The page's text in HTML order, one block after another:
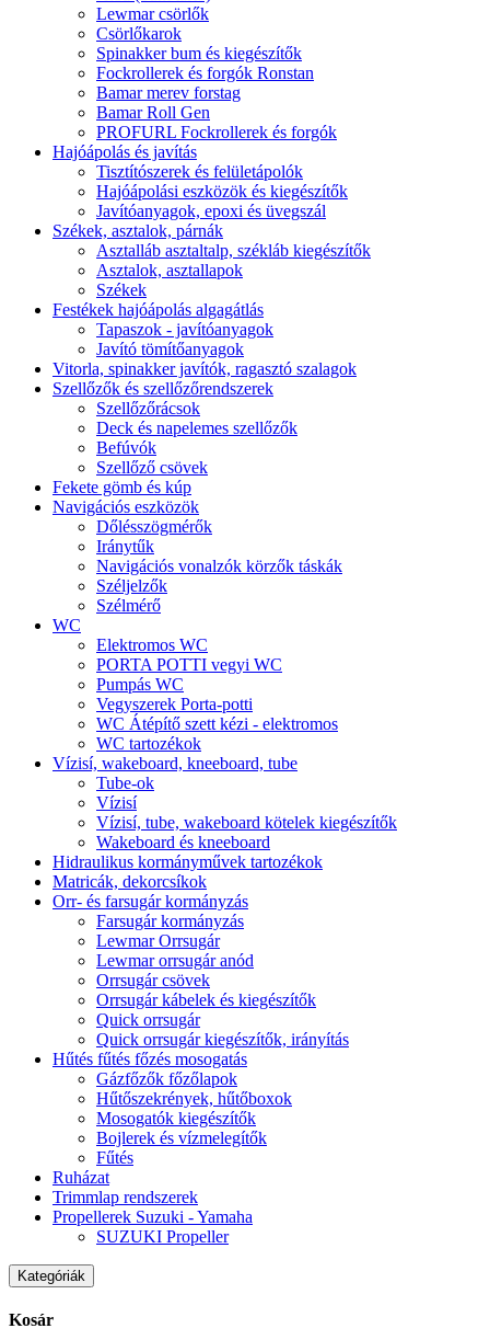
Lewmar csörlők
Csörlőkarok
Spinakker bum és kiegészítők
Fockrollerek és forgók Ronstan
Bamar merev forstag
Bamar Roll Gen
PROFURL Fockrollerek és forgók
Hajóápolás és javítás
Tisztítószerek és felületápolók
Hajóápolási eszközök és kiegészítők
Javítóanyagok, epoxi és üvegszál
Székek, asztalok, párnák
Asztalláb asztaltalp, székláb kiegészítők
Asztalok, asztallapok
Székek
Festékek hajóápolás algagátlás
Tapaszok - javítóanyagok
Javító tömítőanyagok
Vitorla, spinakker javítók, ragasztó szalagok
Szellőzők és szellőzőrendszerek
Szellőzőrácsok
Deck és napelemes szellőzők
Befúvók
Szellőző csövek
Fekete gömb és kúp
Navigációs eszközök
Dőlésszögmérők
Iránytűk
Navigációs vonalzók körzők táskák
Széljelzők
Szélmérő
WC
Elektromos WC
PORTA POTTI vegyi WC
Pumpás WC
Vegyszerek Porta-potti
WC Átépítő szett kézi - elektromos
WC tartozékok
Vízisí, wakeboard, kneeboard, tube
Tube-ok
Vízisí
Vízisí, tube, wakeboard kötelek kiegészítők
Wakeboard és kneeboard
Hidraulikus kormányművek tartozékok
Matricák, dekorcsíkok
Orr- és farsugár kormányzás
Farsugár kormányzás
Lewmar Orrsugár
Lewmar orrsugár anód
Orrsugár csövek
Orrsugár kábelek és kiegészítők
Quick orrsugár
Quick orrsugár kiegészítők, irányítás
Hűtés fűtés főzés mosogatás
Gázfőzők főzőlapok
Hűtőszekrények, hűtőboxok
Mosogatók kiegészítők
Bojlerek és vízmelegítők
Fűtés
Ruházat
Trimmlap rendszerek
Propellerek Suzuki - Yamaha
SUZUKI Propeller
Kategóriák
Kosár